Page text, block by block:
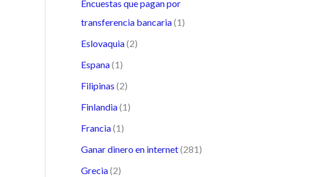
Encuestas que pagan por
transferencia bancaria(1)
Eslovaquia(2)
Espana(1)
Filipinas (2)
Finlandia(1)
Francia(1)
Ganar dinero en internet(281)
Grecia(2)